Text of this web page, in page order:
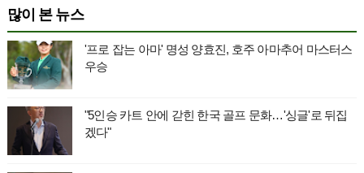
많이 본 뉴스
'프로 잡는 아마' 명성 양효진, 호주 아마추어 마스터스
우승
"5인승 카트 안에 갇힌 한국 골프 문화…'싱글'로 뒤집
겠다"